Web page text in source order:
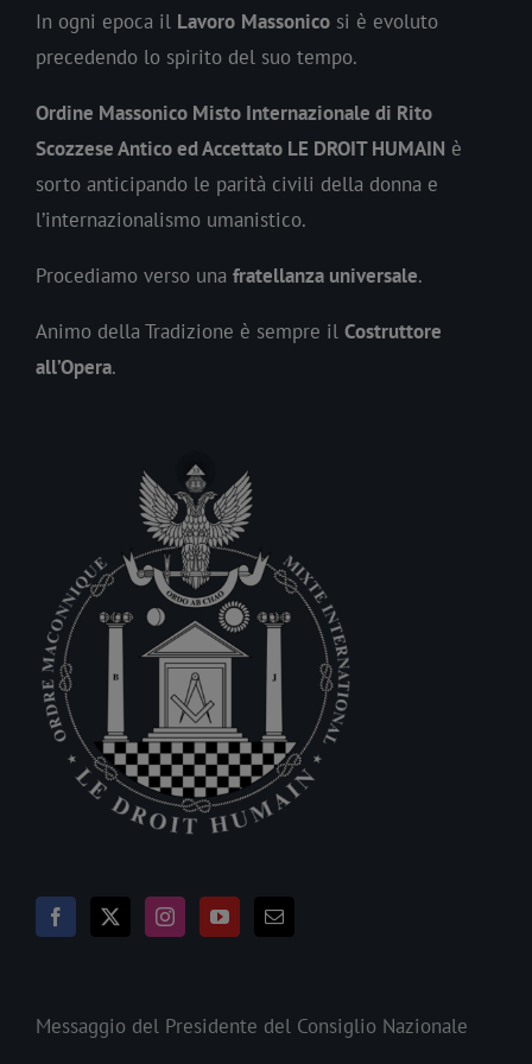
In ogni epoca il Lavoro Massonico si è evoluto
precedendo lo spirito del suo tempo.
Ordine Massonico Misto Internazionale di Rito
Scozzese Antico ed Accettato LE DROIT HUMAIN è
sorto anticipando le parità civili della donna e
l’internazionalismo umanistico.
Procediamo verso una fratellanza universale.
Animo della Tradizione è sempre il Costruttore
all’Opera.
Messaggio del Presidente del Consiglio Nazionale